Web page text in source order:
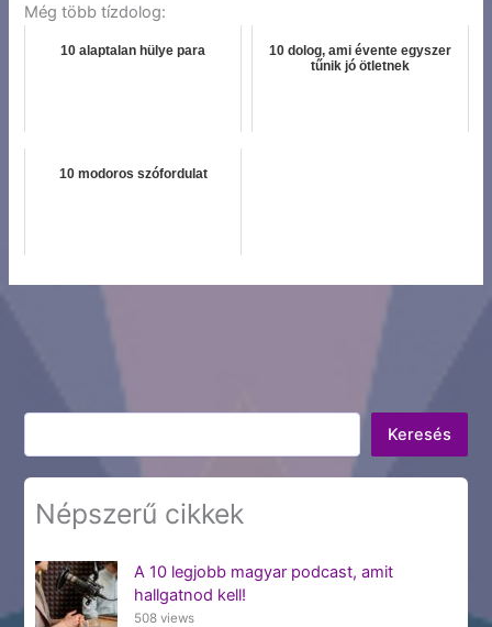
Még több tízdolog:
10 alaptalan hülye para
10 dolog, ami évente egyszer
tűnik jó ötletnek
10 modoros szófordulat
Keresés
Keresés
Népszerű cikkek
A 10 legjobb magyar podcast, amit
hallgatnod kell!
508 views